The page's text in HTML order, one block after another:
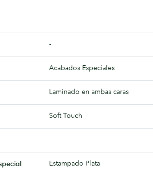
-
Acabados Especiales
Laminado en ambas caras
Soft Touch
-
Estampado Plata